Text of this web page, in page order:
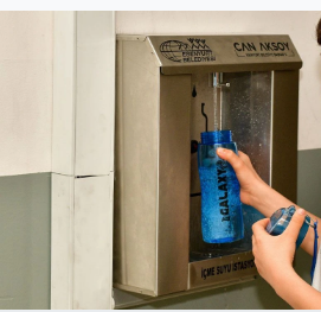
BİLİM VE TEKNOLOJİ
KURUMSAL